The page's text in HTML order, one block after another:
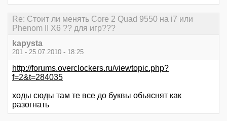
Re: Стоит ли менять Core 2 Quad 9550 на i7 или
Phenom II X6 ?? для игр???
kapysta
201 - 25.07.2010 - 18:25
http://forums.overclockers.ru/viewtopic.php?
f=2&t=284035
ходы сюды там те все до буквы обьяснят как
разогнать